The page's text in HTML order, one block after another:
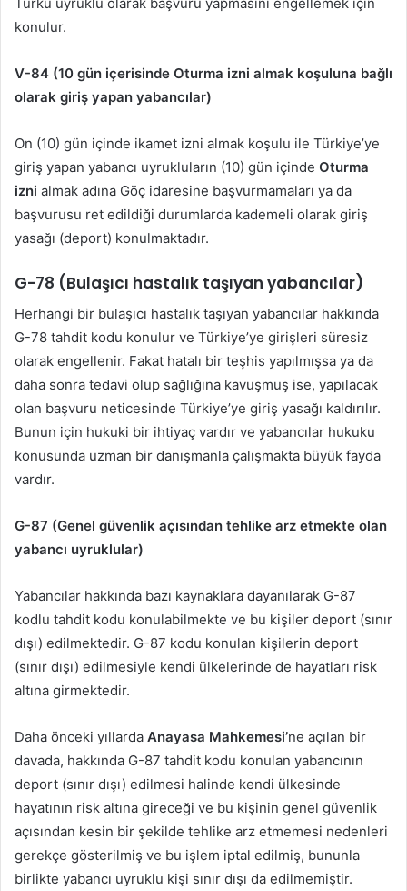
konulur.
V-84 (10 gün içerisinde Oturma izni almak koşuluna bağlı
olarak giriş yapan yabancılar)
On (10) gün içinde ikamet izni almak koşulu ile Türkiye’ye
giriş yapan yabancı uyrukluların (10) gün içinde Oturma
izni almak adına Göç idaresine başvurmamaları ya da
başvurusu ret edildiği durumlarda kademeli olarak giriş
yasağı (deport) konulmaktadır.
G-78 (Bulaşıcı hastalık taşıyan yabancılar)
Herhangi bir bulaşıcı hastalık taşıyan yabancılar hakkında
G-78 tahdit kodu konulur ve Türkiye’ye girişleri süresiz
olarak engellenir. Fakat hatalı bir teşhis yapılmışsa ya da
daha sonra tedavi olup sağlığına kavuşmuş ise, yapılacak
olan başvuru neticesinde Türkiye’ye giriş yasağı kaldırılır.
Bunun için hukuki bir ihtiyaç vardır ve yabancılar hukuku
konusunda uzman bir danışmanla çalışmakta büyük fayda
vardır.
G-87 (Genel güvenlik açısından tehlike arz etmekte olan
yabancı uyruklular)
Yabancılar hakkında bazı kaynaklara dayanılarak G-87
kodlu tahdit kodu konulabilmekte ve bu kişiler deport (sınır
dışı) edilmektedir. G-87 kodu konulan kişilerin deport
(sınır dışı) edilmesiyle kendi ülkelerinde de hayatları risk
altına girmektedir.
Daha önceki yıllarda Anayasa Mahkemesi’ne açılan bir
davada, hakkında G-87 tahdit kodu konulan yabancının
deport (sınır dışı) edilmesi halinde kendi ülkesinde
hayatının risk altına gireceği ve bu kişinin genel güvenlik
açısından kesin bir şekilde tehlike arz etmemesi nedenleri
gerekçe gösterilmiş ve bu işlem iptal edilmiş, bununla
birlikte yabancı uyruklu kişi sınır dışı da edilmemiştir.